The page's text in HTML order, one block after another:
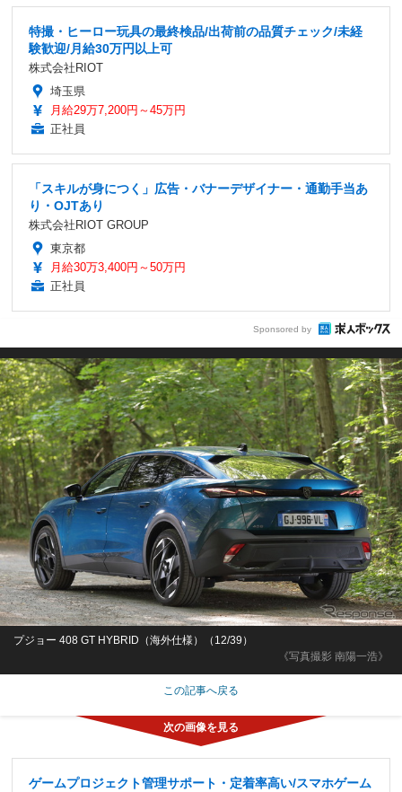
特撮・ヒーロー玩具の最終検品/出荷前の品質チェック/未経
験歓迎/月給30万円以上可
株式会社RIOT
埼玉県
月給29万7,200円～45万円
正社員
「スキルが身につく」広告・バナーデザイナー・通勤手当あ
り・OJTあり
株式会社RIOT GROUP
東京都
月給30万3,400円～50万円
正社員
Sponsored by
《写真撮影 南陽一浩》
プジョー 408 GT HYBRID（海外仕様）（12/39）
この記事へ戻る
ゲームプロジェクト管理サポート・定着率高い/スマホゲーム